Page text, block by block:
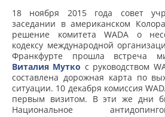
18 ноября 2015 года совет
заседании в американском
решение комитета WADA о
кодексу международной
Франкфурте прошла встреча
Виталия Мутко с руководством
составлена дорожная карта по
ситуации. 10 декабря комиссия
первым визитом. В эти же дни
Национальное